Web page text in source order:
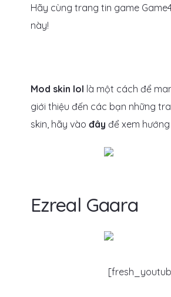
Hãy cùng trang tin game
này!
Mod skin lol là một cách để
giới thiệu đến các bạn những
skin, hãy vào đây để xem
Ezreal Gaara